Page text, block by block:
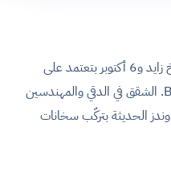
الجيزة فيها مزيج فريد. الفلل في الشيخ زايد و6 أكتوبر بتعتمد على
الطاقة الشمسية + Backup Heater. الشقق في الدقي والمهندسين
الحديثة بتركّب سخانات